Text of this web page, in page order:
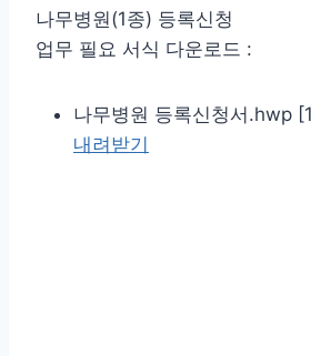
나무병원(1종) 등록신청
업무 필요 서식 다운로드 :
나무병원 등록신청서.hwp
내려받기